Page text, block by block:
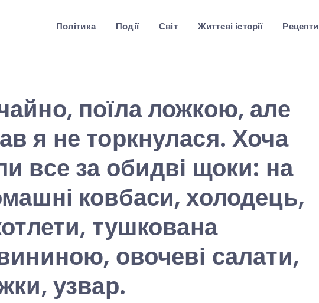
Політика Події Світ Життєві історії Рецепти
поїла ложкою, але
я не торкнулася. Хоча
все за обидві щоки: на
ковбаси, холодець,
тушкована
овочеві салати,
узвар.